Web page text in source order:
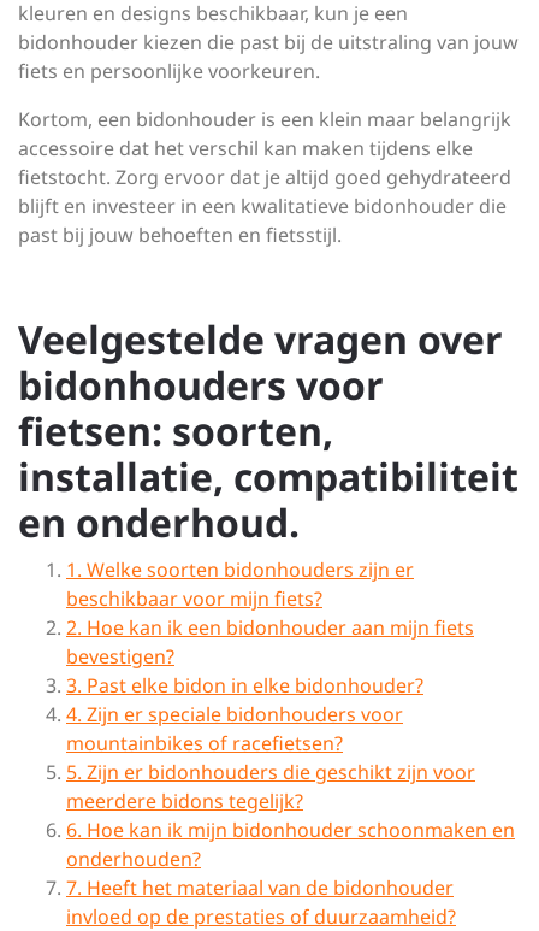
kleuren en designs beschikbaar, kun je een
bidonhouder kiezen die past bij de uitstraling van jouw
fiets en persoonlijke voorkeuren.
Kortom, een bidonhouder is een klein maar belangrijk
accessoire dat het verschil kan maken tijdens elke
fietstocht. Zorg ervoor dat je altijd goed gehydrateerd
blijft en investeer in een kwalitatieve bidonhouder die
past bij jouw behoeften en fietsstijl.
Veelgestelde vragen over
bidonhouders voor
fietsen: soorten,
installatie, compatibiliteit
en onderhoud.
1. Welke soorten bidonhouders zijn er
beschikbaar voor mijn fiets?
2. Hoe kan ik een bidonhouder aan mijn fiets
bevestigen?
3. Past elke bidon in elke bidonhouder?
4. Zijn er speciale bidonhouders voor
mountainbikes of racefietsen?
5. Zijn er bidonhouders die geschikt zijn voor
meerdere bidons tegelijk?
6. Hoe kan ik mijn bidonhouder schoonmaken en
onderhouden?
7. Heeft het materiaal van de bidonhouder
invloed op de prestaties of duurzaamheid?